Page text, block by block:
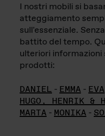
I nostri mobili si
atteggiamento
sull'essenziale.
battito del tempo.
ulteriori
prodotti:
DANIEL - EMMA - EVA
HUGO, HENRIK &
MARTA - MONIKA -